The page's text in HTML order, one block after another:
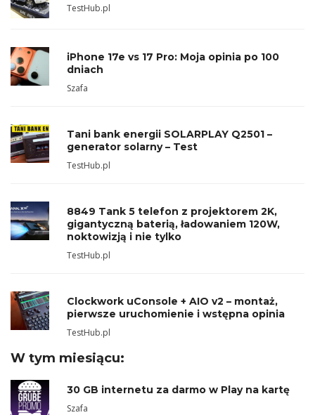
TestHub.pl
iPhone 17e vs 17 Pro: Moja opinia po 100
dniach
Szafa
Tani bank energii SOLARPLAY Q2501 –
generator solarny – Test
TestHub.pl
8849 Tank 5 telefon z projektorem 2K,
gigantyczną baterią, ładowaniem 120W,
noktowizją i nie tylko
TestHub.pl
Clockwork uConsole + AIO v2 – montaż,
pierwsze uruchomienie i wstępna opinia
TestHub.pl
W tym miesiącu:
30 GB internetu za darmo w Play na kartę
Szafa